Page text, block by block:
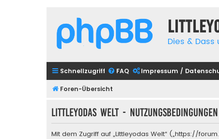
Dies & Dass
Schnellzugriff FAQ Impressum /
Foren-Übersicht
Littleyodas Welt - Nutzungsbedingungen
Mit dem Zugriff auf „Littleyodas Welt“ („https://